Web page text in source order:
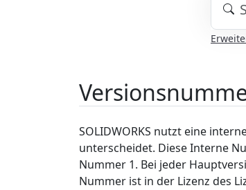
SOLIDWORKS nutzt eine
unterscheidet. Diese Interne
Nummer 1. Bei jeder
Nummer ist in der Lizenz des